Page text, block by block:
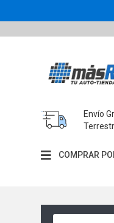
Envío
COMPRAR